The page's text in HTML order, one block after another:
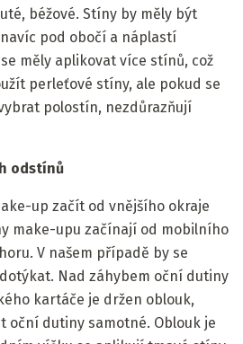
béžové. Stíny by měly být
pod obočí a náplastí
měly aplikovat více stínů, což
perleťové stíny, ale pokud se
polostín, nezdůrazňují
odstínů
up začít od vnějšího okraje
make-upu začínají od mobilního
V našem případě by se
Nad záhybem oční dutiny
kartáče je držen oblouk,
oční dutiny samotné. Oblouk je